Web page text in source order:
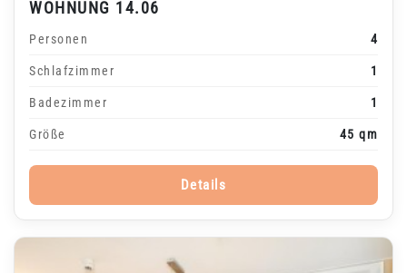
WOHNUNG 14.06
Personen 4
Schlafzimmer 1
Badezimmer 1
Größe 45 qm
Details